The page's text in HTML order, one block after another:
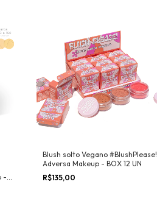
-
Blush solto Vegano #BlushPlease!
Adversa Makeup - BOX 12 UN
R$135,00